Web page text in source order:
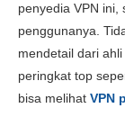
Instalasi dan
Keandalan &
penyedia VPN ini,
penggunanya.
mendetail dari
peringkat top
bisa melihat VPN